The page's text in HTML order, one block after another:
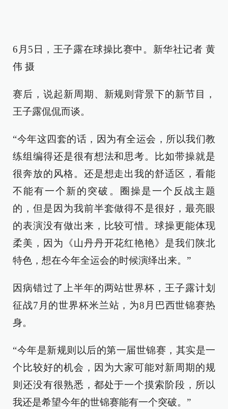
6月5日，王子露在球操比赛中。新华社记者 黄
伟 摄
赛后，说起新周期、新规则背景下的新节目，
王子露侃侃而谈。
“今年这四套的话，因为有全运会，所以我们教
练组编得还是很有想法和思考。比如带操就是
很奔放的风格。还是想走出我的舒适区，看能
不能有一个新的突破。圈操是一个反战主题
的，但是因为我前半套做得不是很好，最亮眼
的表演没有做出来，比较可惜。球操更能体现
柔美，因为《山丹丹开花红艳艳》是我们陕北
特色，想在今年全运会的时候演绎出来。”
因病错过了上半年的两站世界杯，王子露计划
征战7月的世界杯米兰站，为8月巴西世锦赛热
身。
“今年是新规则以后的第一届世锦赛，其实是一
个比较好的机会，因为大家可能对新周期的规
则还没有很熟悉，都处于一个摸索阶段，所以
我还是希望今年的世锦赛能有一个突破。”